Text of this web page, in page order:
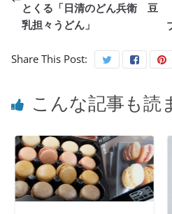
とくる「日清のどん兵衛 豆
乳担々うどん」
Share This Post:
こんな記事も読